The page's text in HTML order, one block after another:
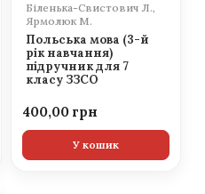
Біленька-Свистович Л.,
Ярмолюк М.
Польська мова (3-й
рік навчання)
підручник для 7
класу ЗЗСО
400,00
У кошик